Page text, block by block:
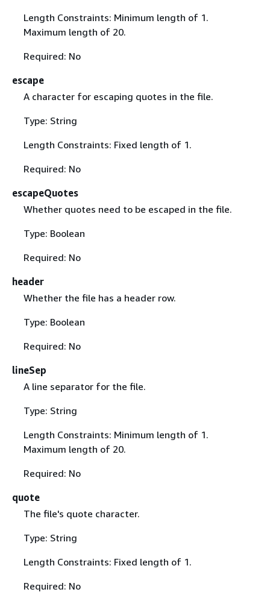
Length Constraints: Minimum length of 1.
Maximum length of 20.
Required: No
escape
A character for escaping quotes in the file.
Type: String
Length Constraints: Fixed length of 1.
Required: No
escapeQuotes
Whether quotes need to be escaped in the file.
Type: Boolean
Required: No
header
Whether the file has a header row.
Type: Boolean
Required: No
lineSep
A line separator for the file.
Type: String
Length Constraints: Minimum length of 1.
Maximum length of 20.
Required: No
quote
The file's quote character.
Type: String
Length Constraints: Fixed length of 1.
Required: No